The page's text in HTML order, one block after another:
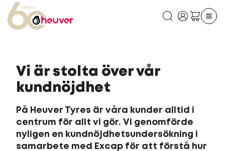
Vi är stolta över vår
kundnöjdhet
På Heuver Tyres är våra kunder alltid i
centrum för allt vi gör. Vi genomförde
nyligen en kundnöjdhetsundersökning i
samarbete med Excap för att förstå hur